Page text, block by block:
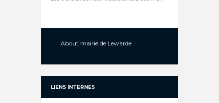
About mairie de Lewarde
LIENS INTERNES